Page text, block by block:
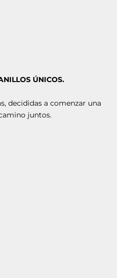
ÚNICOS.
decididas a comenzar una
juntos.